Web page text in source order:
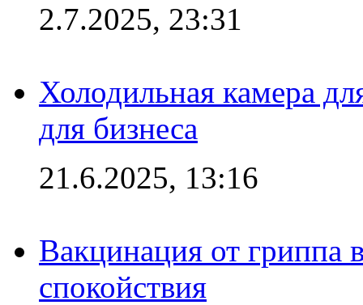
2.7.2025, 23:31
Холодильная камера
для бизнеса
21.6.2025, 13:16
Вакцинация от гриппа
спокойствия